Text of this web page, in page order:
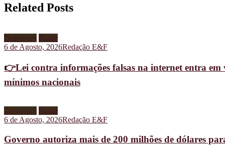
Related Posts
Destaques Radar
6 de Agosto, 2026Redação E&F
👉Lei contra informações falsas na internet entra
mínimos nacionais
Destaques Radar
6 de Agosto, 2026Redação E&F
Governo autoriza mais de 200 milhões de dólares